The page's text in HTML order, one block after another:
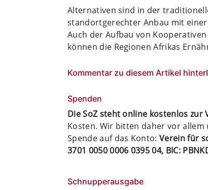
Alternativen sind in der
standortgerechter Anbau mit
Auch der Aufbau von
können die Regionen Afrikas
Kommentar zu diesem Artikel
Spenden
Die SoZ steht online kostenlos zur
Kosten. Wir bitten daher vor
Spende auf das Konto:Verein für
3701 0050 0006 0395 04, BIC:
Schnupperausgabe